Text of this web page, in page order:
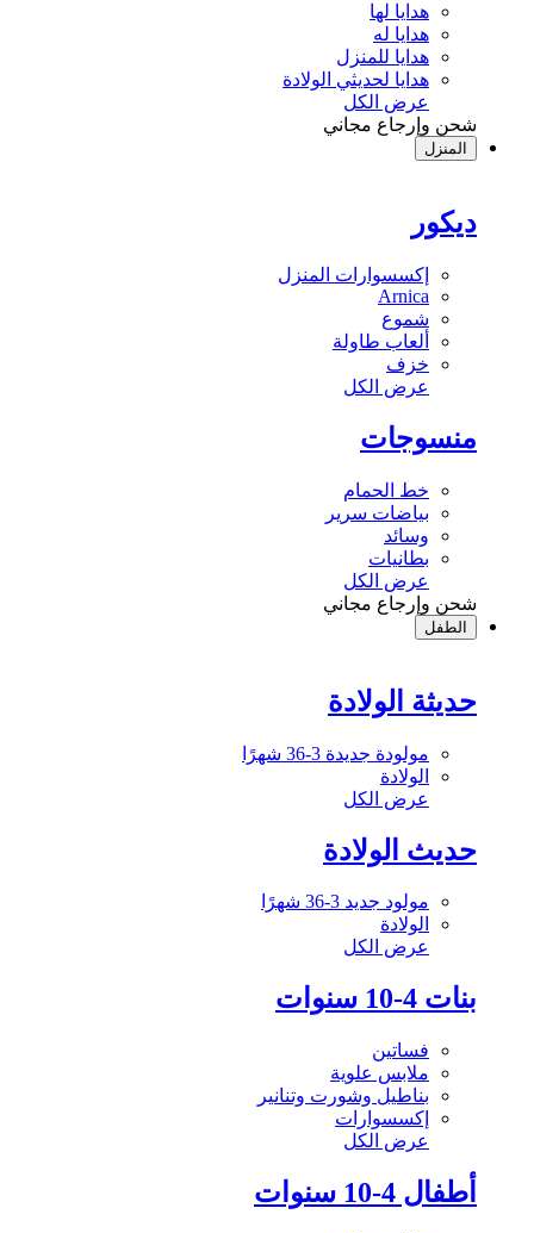
هدايا لها
هدايا له
هدايا للمنزل
هدايا لحديثي الولادة
عرض الكل
شحن وإرجاع مجاني
المنزل
ديكور
إكسسوارات المنزل
Arnica
شموع
ألعاب طاولة
خزف
عرض الكل
منسوجات
خط الحمام
بياضات سرير
وسائد
بطانيات
عرض الكل
شحن وإرجاع مجاني
الطفل
حديثة الولادة
مولودة جديدة 3-36 شهرًا
الولادة
عرض الكل
حديث الولادة
مولود جديد 3-36 شهرًا
الولادة
عرض الكل
بنات 4-10 سنوات
فساتين
ملابس علوية
بناطيل وشورت وتنانير
إكسسوارات
عرض الكل
أطفال 4-10 سنوات